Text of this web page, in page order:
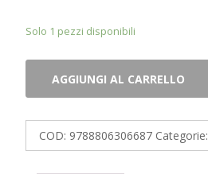
Solo 1 pezzi disponibili
AGGIUNGI AL CARRELLO
COD: 9788806306687 Categorie: